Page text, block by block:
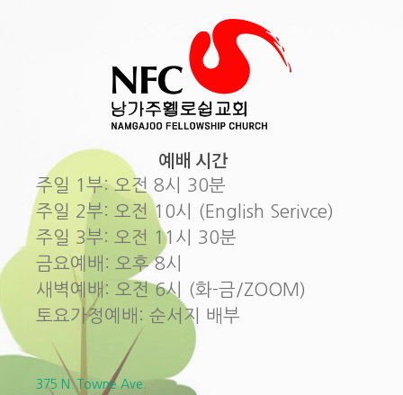
예배 시간
주일 1부: 오전 8시 30분
주일 2부: 오전 10시 (English Serivce)
주일 3부: 오전 11시 30분
금요예배: 오후 8시
새벽예배: 오전 6시 (화-금/ZOOM)
토요가정예배: 순서지 배부
375 N. Towne Ave.